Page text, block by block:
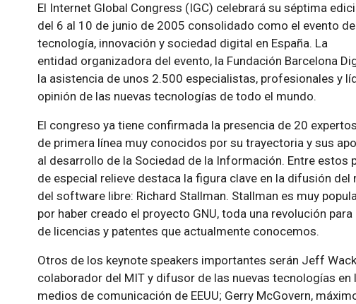
El Internet Global Congress (IGC) celebrará su séptima
del 6 al 10 de junio de 2005 consolidado como el evento
tecnología, innovación y sociedad digital en España. La
entidad organizadora del evento, la Fundación Barcelona
la asistencia de unos 2.500 especialistas, profesionales y
opinión de las nuevas tecnologías de todo el mundo.
El congreso ya tiene confirmada la presencia de 20
de primera línea muy conocidos por su trayectoria y sus
al desarrollo de la Sociedad de la Información. Entre estos
de especial relieve destaca la figura clave en la difusión del
del software libre: Richard Stallman. Stallman es muy
por haber creado el proyecto GNU, toda una revolución
de licencias y patentes que actualmente conocemos.
Otros de los keynote speakers importantes serán Jeff
colaborador del MIT y difusor de las nuevas tecnologías en
medios de comunicación de EEUU; Gerry McGovern,